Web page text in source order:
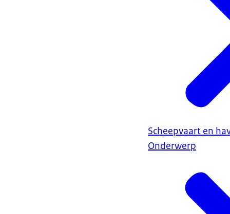
Scheepvaart en
Onderwerp